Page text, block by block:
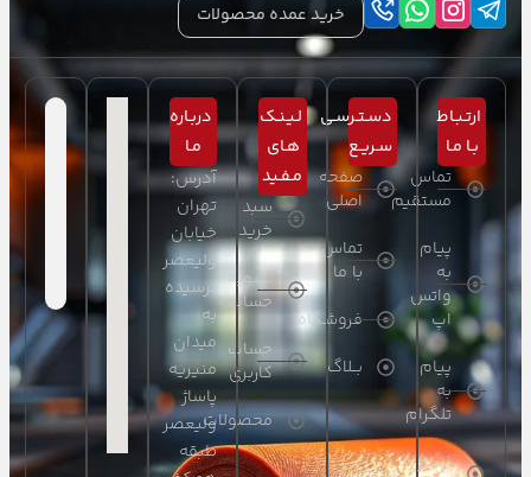
خرید عمده محصولات
ارتـبـاط
بـا مـا
تماس
مستقیم
پیام
به
واتس
اپ
پیام
به
تلگرام
ارسال
دسـتـرسـی
سـریـع
صفحه
اصلی
تماس
با ما
فروشگاه
بــلاگ
لـیـنـک
هـای
مـفـید
سبد
خرید
تسویه
حساب
حساب
کاربری
محصولات
دربـاره
مـا
آدرس:
تهران
خیابان
ولیعصر
نرسیده
به
میدان
منیریه
پاساژ
ولیعصر
طبقه